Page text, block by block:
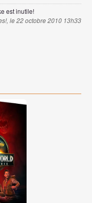
est inutile!
le 22 octobre 2010 13h33